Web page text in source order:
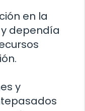
en la
dependía
y